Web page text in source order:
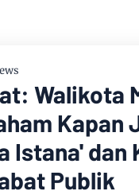
Walikota
Kapan
Istana' dan
Publik